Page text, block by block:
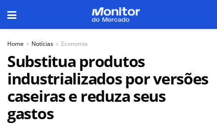
Home Notícias Economia
Substitua produtos
industrializados por versões
caseiras e reduza seus
gastos